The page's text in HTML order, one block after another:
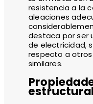
resistencia a la
aleaciones
destaca por ser
de electricidad,
respecto a
similares.